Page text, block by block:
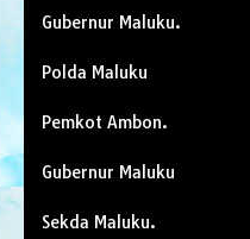
Gubernur Maluku.
Polda Maluku
Pemkot Ambon.
Gubernur Maluku
Sekda Maluku.